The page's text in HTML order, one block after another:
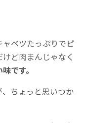
ベツたっぷりでピ
ど肉まんじゃなく
です。
ちょっと思いつか